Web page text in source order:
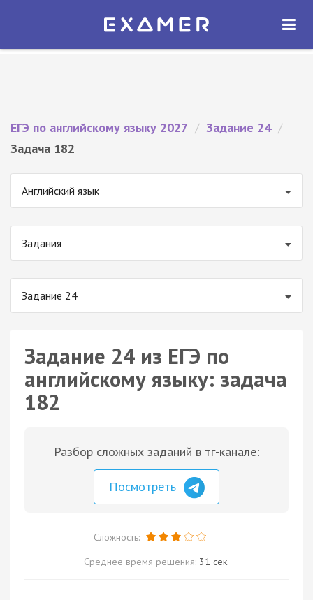
Экзамер — ЕГЭ 2027
ОТКРЫТЬ
ЕГЭ по английскому языку 2027 / Задание 24 /
Задача 182
Английский язык
Задания
Задание 24
Задание 24 из ЕГЭ по
английскому языку: задача
182
Разбор сложных заданий в тг-канале:
Посмотреть
Сложность:
Среднее время решения: 31 сек.